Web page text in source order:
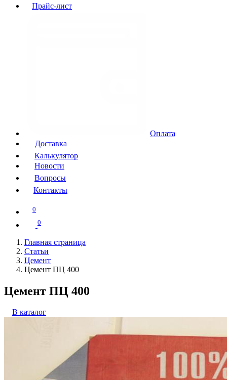
Прайс-лист
Оплата
Доставка
Калькулятор
Новости
Вопросы
Контакты
0
0
Главная страница
Статьи
Цемент
Цемент ПЦ 400
Цемент ПЦ 400
В каталог